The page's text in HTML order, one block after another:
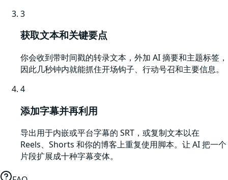
3
获取文本和关键要点
你会收到带时间戳的转录文本，外加 AI 摘要和主题标签，
因此几秒钟内就能抓住开场钩子、行动号召和主要信息。
4
添加字幕并再利用
导出用于内嵌或平台字幕的 SRT，或复制文本以在
Reels、Shorts 和你的博客上重复使用脚本。让 AI 把一个
片段扩展成十种字幕变体。